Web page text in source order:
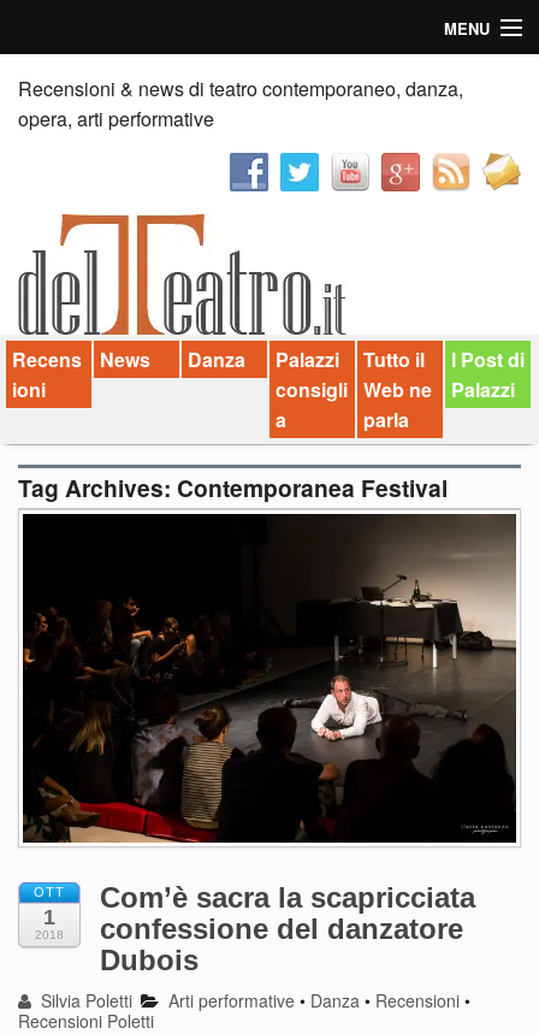
MENU
Home
Recensioni
News
Palazzi consiglia
Video
Chi siamo
Contatti
Recensioni & news di teatro contemporaneo, danza,
opera, arti performative
Recens
ioni
News Danza
Palazzi
consigli
a
Tutto il
Web ne
parla
I Post di
Palazzi
Tag Archives: Contemporanea Festival
OTT
1
2018
Com’è sacra la scapricciata
confessione del danzatore
Dubois
Silvia Poletti Arti performative • Danza • Recensioni •
Recensioni Poletti